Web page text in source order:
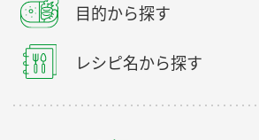
目的から探す
レシピ名から探す